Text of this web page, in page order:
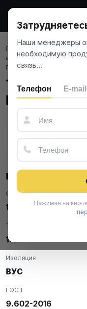
Главная Черный
изоляции /Трубы ВУС /
ГОСТ 9.602-2016 Ст20
Труба ВУС
ПЭ 63 ГОСТ
Коротко о
Обозначение
152х12
Толщина стенки, мм
12
Изоляция
ВУС
ГОСТ
9.602-2016
Наши менеджеры
необходимую
связь…
Телефон E-mail
Нажимая на